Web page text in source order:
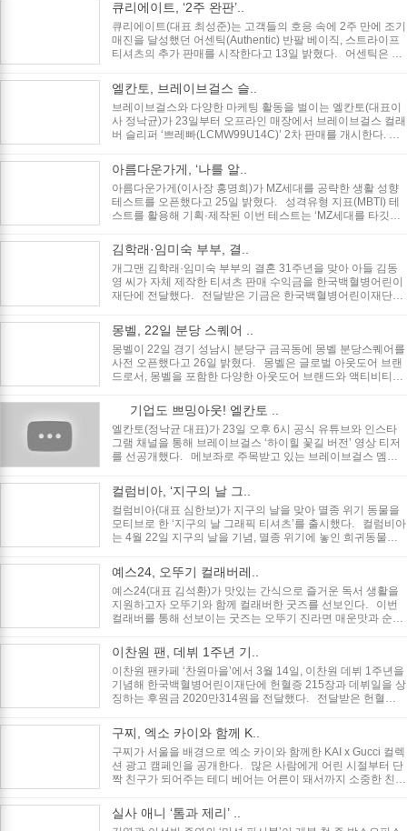
큐리에이트, ‘2주 완판’..
큐리에이트(대표 최성준)는 고객들의 호응 속에 2주 만에 조기
매진을 달성했던 어센틱(Authentic) 반팔 베이직, 스트라이프
티셔츠의 추가 판매를 시작한다고 13일 밝혔다. 어센틱은 큐
엘칸토, 브레이브걸스 슬..
브레이브걸스와 다양한 마케팅 활동을 벌이는 엘칸토(대표이
사 정낙균)가 23일부터 오프라인 매장에서 브레이브걸스 컬래
버 슬리퍼 ‘쁘레빠(LCMW99U14C)’ 2차 판매를 개시한다. 엘
아름다운가게, ‘나를 알..
아름다운가게(이사장 홍명희)가 MZ세대를 공략한 생활 성향
테스트를 오픈했다고 25일 밝혔다. 성격유형 지표(MBTI) 테
스트를 활용해 기획·제작된 이번 테스트는 ‘MZ세대를 타깃으
김학래·임미숙 부부, 결..
개그맨 김학래·임미숙 부부의 결혼 31주년을 맞아 아들 김동
영 씨가 자체 제작한 티셔츠 판매 수익금을 한국백혈병어린이
재단에 전달했다. 전달받은 기금은 한국백혈병어린이재단을
몽벨, 22일 분당 스퀘어 ..
몽벨이 22일 경기 성남시 분당구 금곡동에 몽벨 분당스퀘어를
사전 오픈했다고 26일 밝혔다. 몽벨은 글로벌 아웃도어 브랜
드로서, 몽벨을 포함한 다양한 아웃도어 브랜드와 액티비티를
기업도 쁘밍아웃! 엘칸토 ..
엘칸토(정낙균 대표)가 23일 오후 6시 공식 유튜브와 인스타
그램 채널을 통해 브레이브걸스 ‘하이힐 꽃길 버전’ 영상 티저
를 선공개했다. 메보좌로 주목받고 있는 브레이브걸스 멤버
컬럼비아, ‘지구의 날 그..
컬럼비아(대표 심한보)가 지구의 날을 맞아 멸종 위기 동물을
모티브로 한 ‘지구의 날 그래픽 티셔츠’를 출시했다. 컬럼비아
는 4월 22일 지구의 날을 기념, 멸종 위기에 놓인 희귀동물을
예스24, 오뚜기 컬래버레..
예스24(대표 김석환)가 맛있는 간식으로 즐거운 독서 생활을
지원하고자 오뚜기와 함께 컬래버한 굿즈를 선보인다. 이번
컬래버를 통해 선보이는 굿즈는 오뚜기 진라면 매운맛과 순한
이찬원 팬, 데뷔 1주년 기..
이찬원 팬카페 ‘찬원마을’에서 3월 14일, 이찬원 데뷔 1주년을
기념해 한국백혈병어린이재단에 헌혈증 215장과 데뷔일을 상
징하는 후원금 2020만314원을 전달했다. 전달받은 헌혈증
구찌, 엑소 카이와 함께 K..
구찌가 서울을 배경으로 엑소 카이와 함께한 KAI x Gucci 컬렉
션 광고 캠페인을 공개한다. 많은 사람에게 어린 시절부터 단
짝 친구가 되어주는 테디 베어는 어른이 돼서까지 소중한 친구
실사 애니 ‘톰과 제리’ ..